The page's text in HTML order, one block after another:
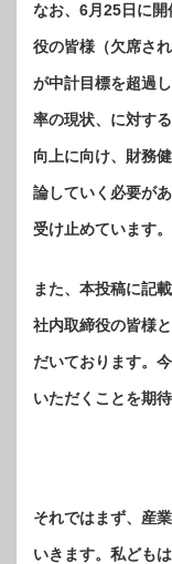
なお、6月25日に
役の皆様（欠席さ
が中計目標を超過
率の現状、に対す
向上に向け、財務
論していく必要が
受け止めています。
また、本投稿に記
社内取締役の皆様
だいております。
いただくことを期
それではまず、産
いきます。私ども